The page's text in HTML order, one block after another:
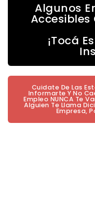
Algunos
Accesibles
¡Tocá
Cuidate De Las
Informarte Y No
Empleo NUNCA Te
Alguien Te Llama
Empresa,